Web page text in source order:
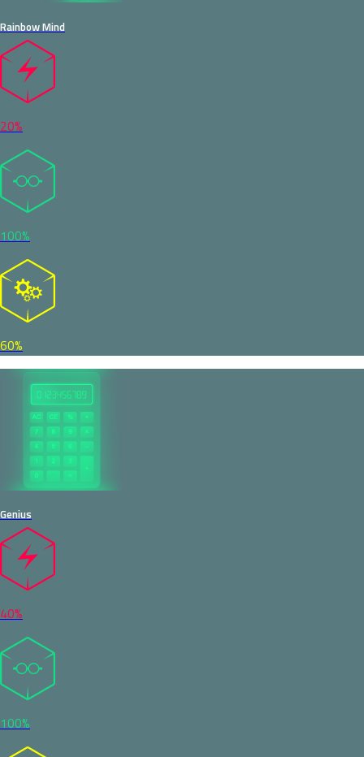
Rainbow Mind
20%
100%
60%
Genius
40%
100%